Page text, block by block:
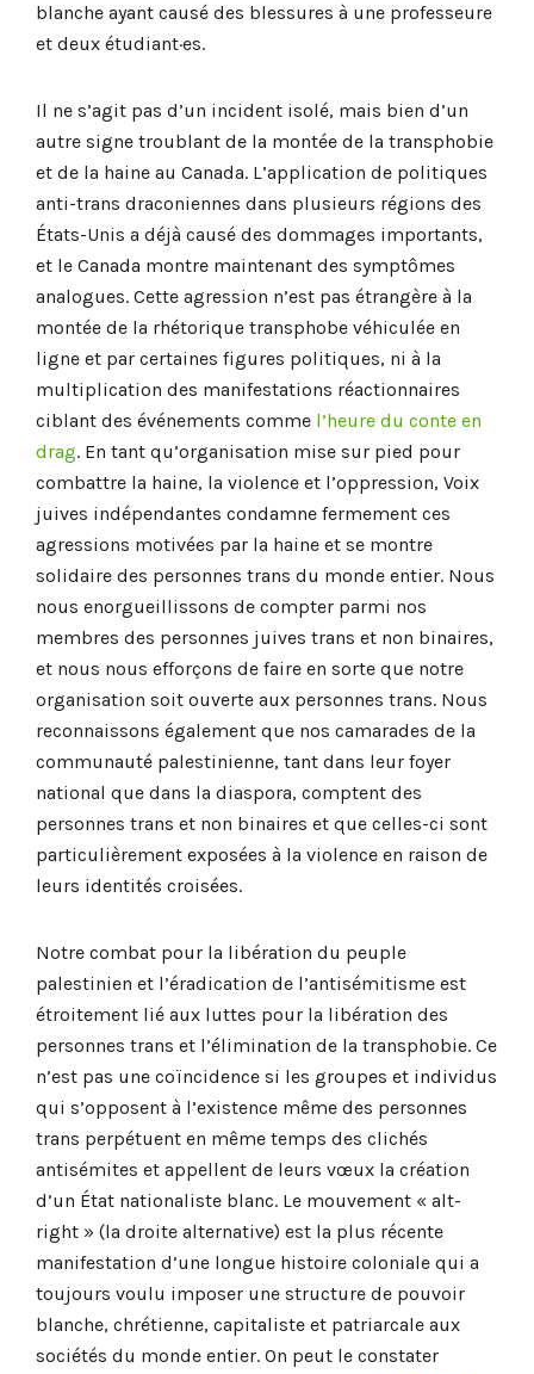
blanche ayant causé des blessures à une professeure
et deux étudiant·es.
Il ne s’agit pas d’un incident isolé, mais bien d’un
autre signe troublant de la montée de la transphobie
et de la haine au Canada. L’application de politiques
anti-trans draconiennes dans plusieurs régions des
États-Unis a déjà causé des dommages importants,
et le Canada montre maintenant des symptômes
analogues. Cette agression n’est pas étrangère à la
montée de la rhétorique transphobe véhiculée en
ligne et par certaines figures politiques, ni à la
multiplication des manifestations réactionnaires
ciblant des événements comme l’heure du conte en
drag. En tant qu’organisation mise sur pied pour
combattre la haine, la violence et l’oppression, Voix
juives indépendantes condamne fermement ces
agressions motivées par la haine et se montre
solidaire des personnes trans du monde entier. Nous
nous enorgueillissons de compter parmi nos
membres des personnes juives trans et non binaires,
et nous nous efforçons de faire en sorte que notre
organisation soit ouverte aux personnes trans. Nous
reconnaissons également que nos camarades de la
communauté palestinienne, tant dans leur foyer
national que dans la diaspora, comptent des
personnes trans et non binaires et que celles-ci sont
particulièrement exposées à la violence en raison de
leurs identités croisées.
Notre combat pour la libération du peuple
palestinien et l’éradication de l’antisémitisme est
étroitement lié aux luttes pour la libération des
personnes trans et l’élimination de la transphobie. Ce
n’est pas une coïncidence si les groupes et individus
qui s’opposent à l’existence même des personnes
trans perpétuent en même temps des clichés
antisémites et appellent de leurs vœux la création
d’un État nationaliste blanc. Le mouvement « alt-
right » (la droite alternative) est la plus récente
manifestation d’une longue histoire coloniale qui a
toujours voulu imposer une structure de pouvoir
blanche, chrétienne, capitaliste et patriarcale aux
sociétés du monde entier. On peut le constater